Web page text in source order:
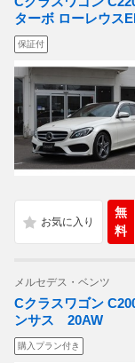
ターボ ローレウス
保証付
無
料
メルセデス・ベンツ
Cクラスワゴン
ンサス 20AW
購入プラン付き